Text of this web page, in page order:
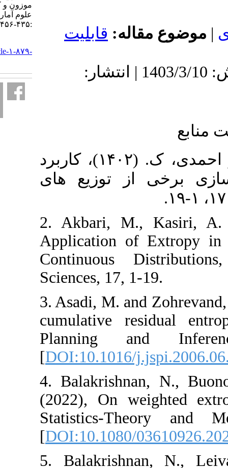
قابلیت
دریافت: 1402/10/18 | پذیرش: 1403/3/10 | انتشار:
۱. اﮐﺒﺮی، م.، ﮐﺜﯿﺮی، ع. و اﺣﻤﺪی، ک. (۱۴۰۲)، ﮐﺎرﺑﺮد
از ﺗﻮزﯾﻊ ﻫﺎی
2. Akbari, M.,
Application of
Continuous
Sciences, 17, 1-
3. Asadi, M. and
cumulative
Planning
[DOI:10.1016/
4.
(2022), On
Statistics-
[DOI:10.1080/
5.
موزون و کاربردهای آن. مجله
علوم آماری. ۱۴۰۳; ۱۸ (۲)
http://jss.irstat.ir/article-۱-۸۷۹-